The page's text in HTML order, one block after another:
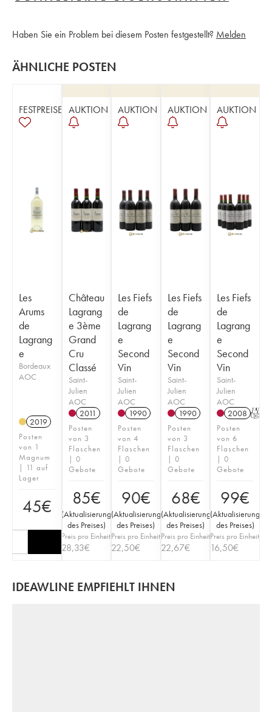
Haben Sie ein Problem bei diesem Posten festgestellt? Melden
ÄHNLICHE POSTEN
FESTPREISE
Les
Arums
de
Lagrang
e
Bordeaux
AOC
2019
Posten
von 1
Magnum
| 11 auf
Lager
45€
AUKTION
Château
Lagrang
e 3ème
Grand
Cru
Classé
Saint-
Julien
AOC
2011
Posten
von 3
Flaschen
| 0
Gebote
85€
(Aktualisierung
des Preises)
Preis pro Einheit
28,33€
AUKTION
Les Fiefs
de
Lagrang
e
Second
Vin
Saint-
Julien
AOC
1990
Posten
von 4
Flaschen
| 0
Gebote
90€
(Aktualisierung
des Preises)
Preis pro Einheit
22,50€
AUKTION
Les Fiefs
de
Lagrang
e
Second
Vin
Saint-
Julien
AOC
1990
Posten
von 3
Flaschen
| 0
Gebote
68€
(Aktualisierung
des Preises)
Preis pro Einheit
22,67€
AUKTION
Les Fiefs
de
Lagrang
e
Second
Vin
Saint-
Julien
AOC
2008 T
Posten
von 6
Flaschen
| 0
Gebote
99€
(Aktualisierung
des Preises)
Preis pro Einheit
16,50€
IDEAWLINE EMPFIEHLT IHNEN